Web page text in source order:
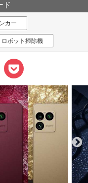
ド
カー
ロボット掃除機